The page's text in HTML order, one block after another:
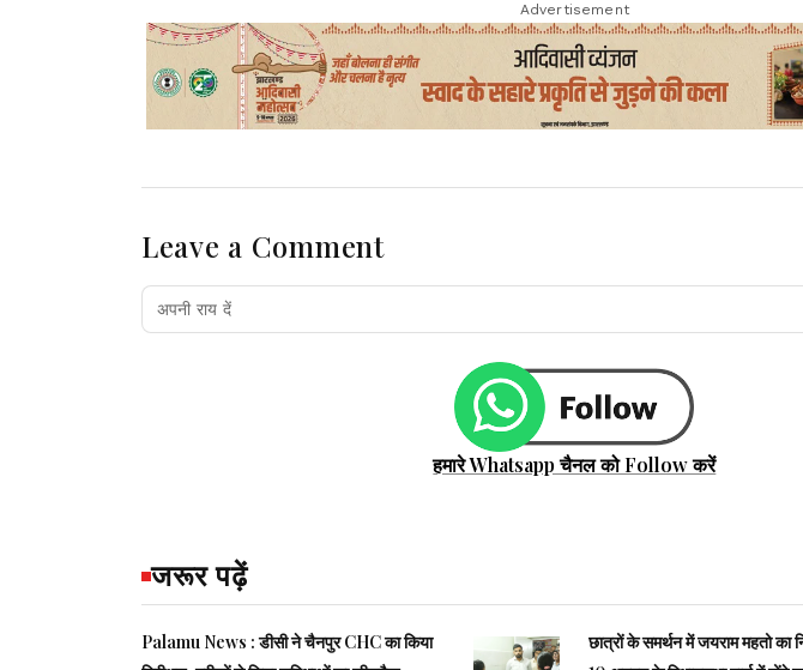
Advertisement
Leave a Comment
हमारे Whatsapp चैनल को Follow करें
जरूर पढ़ें
Palamu News : डीसी ने चैनपुर CHC का किया
छात्रों के समर्थन में जयराम महतो का